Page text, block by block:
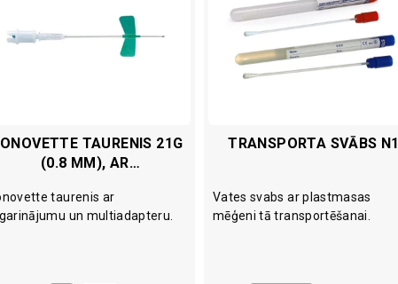
TAURENIS 21G
(0.8 MM), AR
taurenis ar
un multiadapteru.
TRANSPORTA SVĀBS N1
Vates svabs ar plastmasas
mēģeni tā transportēšanai.